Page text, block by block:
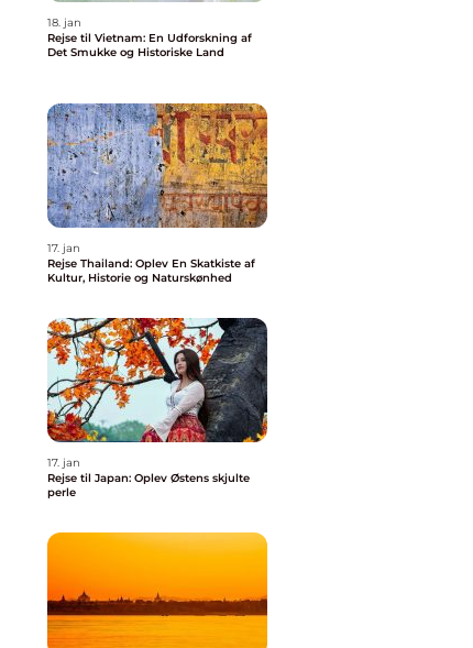
18. jan
Rejse til Vietnam: En Udforskning af
Det Smukke og Historiske Land
17. jan
Rejse Thailand: Oplev En Skatkiste af
Kultur, Historie og Naturskønhed
17. jan
Rejse til Japan: Oplev Østens skjulte
perle